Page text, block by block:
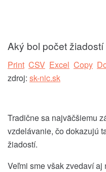
Aký bol počet
Print CSV Excel Copy
zdroj: sk-nic.sk
Tradične sa najväčšiemu
vzdelávanie, čo dokazujú
žiadostí.
Veľmi sme však zvedaví